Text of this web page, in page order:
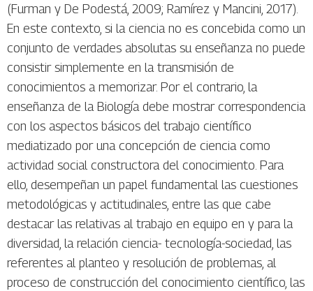
(Furman y De Podestá, 2009; Ramírez y Mancini, 2017).
En este contexto, si la ciencia no es concebida como un
conjunto de verdades absolutas su enseñanza no puede
consistir simplemente en la transmisión de
conocimientos a memorizar. Por el contrario, la
enseñanza de la Biología debe mostrar correspondencia
con los aspectos básicos del trabajo científico
mediatizado por una concepción de ciencia como
actividad social constructora del conocimiento. Para
ello, desempeñan un papel fundamental las cuestiones
metodológicas y actitudinales, entre las que cabe
destacar las relativas al trabajo en equipo en y para la
diversidad, la relación ciencia- tecnología-sociedad, las
referentes al planteo y resolución de problemas, al
proceso de construcción del conocimiento científico, las